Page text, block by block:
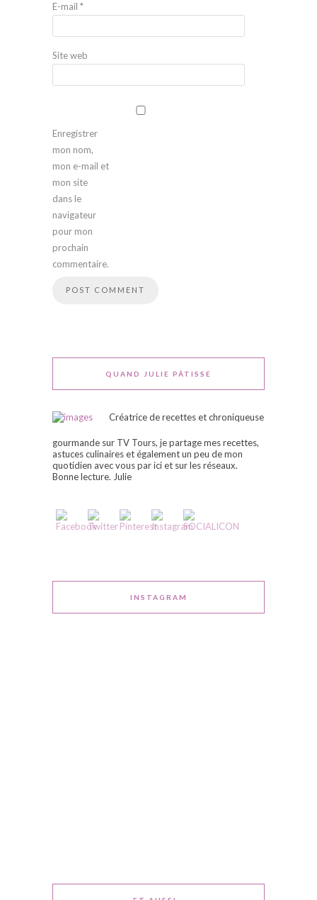
E-mail *
Site web
Enregistrer
mon nom,
mon e-mail et
mon site
dans le
navigateur
pour mon
prochain
commentaire.
QUAND JULIE PÂTISSE
Créatrice de recettes et chroniqueuse
gourmande sur TV Tours, je partage mes recettes,
astuces culinaires et également un peu de mon
quotidien avec vous par ici et sur les réseaux.
Bonne lecture. Julie
INSTAGRAM